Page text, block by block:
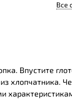
Все
Впустите